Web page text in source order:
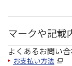
マークや記載
よくあるお問い
お支払い方法